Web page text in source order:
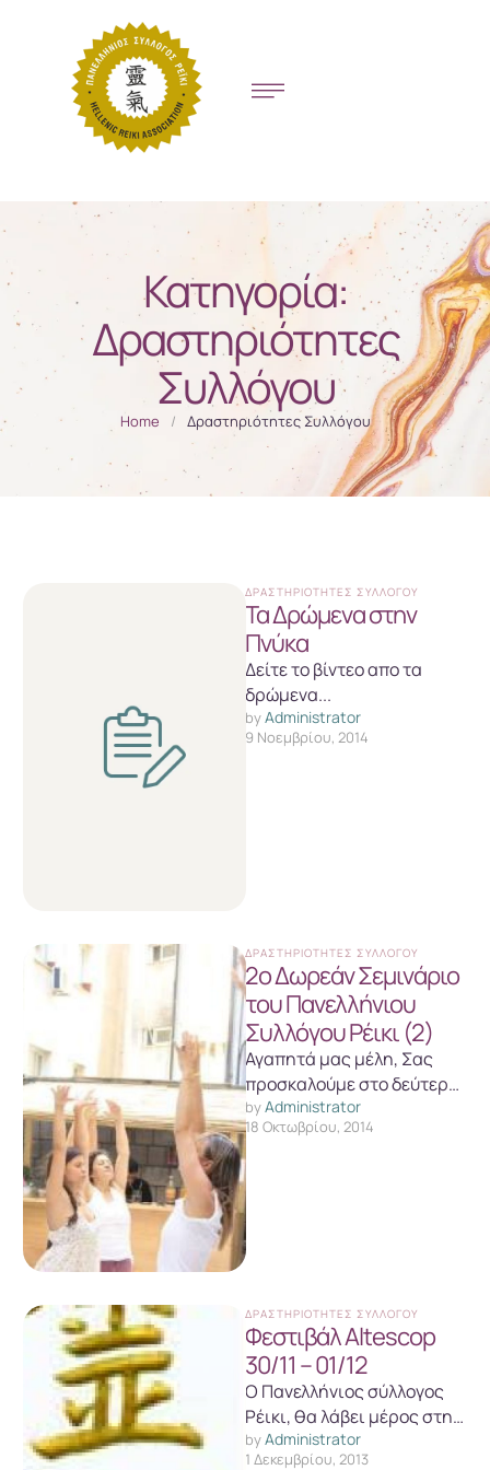
Κατηγορία:
Δραστηριότητες
Συλλόγου
Home / Δραστηριότητες Συλλόγου
ΔΡΑΣΤΗΡΙΌΤΗΤΕΣ ΣΥΛΛΌΓΟΥ
Τα Δρώμενα στην
Πνύκα
Δείτε το βίντεο απο τα
δρώμενα...
by Administrator
9 Νοεμβρίου, 2014
ΔΡΑΣΤΗΡΙΌΤΗΤΕΣ ΣΥΛΛΌΓΟΥ
2o Δωρεάν Σεμινάριο
του Πανελλήνιου
Συλλόγου Ρέικι (2)
Αγαπητά μας μέλη, Σας
προσκαλούμε στο δεύτερο
δωρεάν σεμινάριο του
Συλλόγου μας το Σάββατο 8
Νοεμβρίου 2014 και …
by Administrator
18 Οκτωβρίου, 2014
ΔΡΑΣΤΗΡΙΌΤΗΤΕΣ ΣΥΛΛΌΓΟΥ
Φεστιβάλ Altescop
30/11 – 01/12
Ο Πανελλήνιος σύλλογος
Ρέικι, θα λάβει μέρος στην
Alterscope, την έκθεση για
by Administrator
1 Δεκεμβρίου, 2013